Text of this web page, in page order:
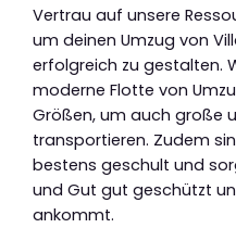
Vertrau auf unsere
um deinen Umzug von
erfolgreich zu gestalten.
moderne Flotte von
Größen, um auch große
transportieren. Zudem
bestens geschult und
und Gut gut geschützt
ankommt.